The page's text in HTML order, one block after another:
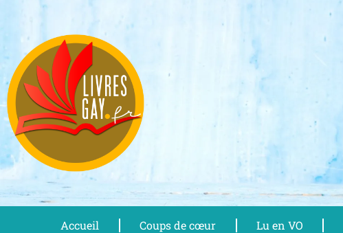
Aller
contenu
Accueil Coups de cœur Lu en VO